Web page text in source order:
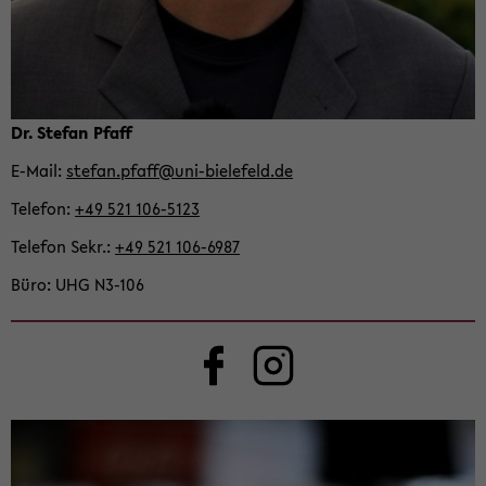
Dr. Ste­fan Pfaff
E-​Mail ste­fan.pfaff@uni-​bielefeld.de
Te­le­fon +49 521 106-​5123
Te­le­fon Sekr. +49 521 106-​6987
Büro UHG N3-​106
Face­book